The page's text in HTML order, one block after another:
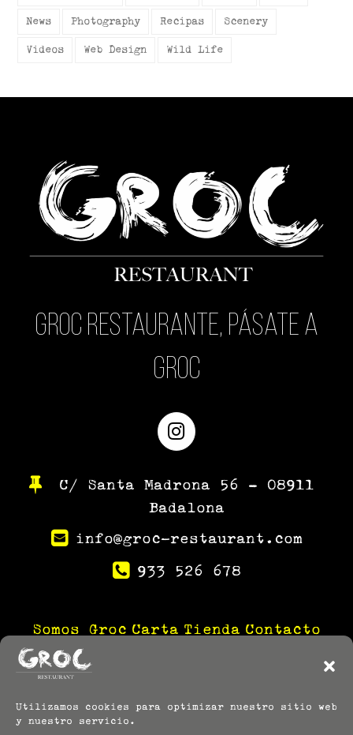
Utilizamos cookies para optimizar nuestro sitio web
y nuestro servicio.
News Photography Recipas Scenery
Videos Web Design Wild Life
Groc Restaurante, pásate a
Groc
Instagram
C/ Santa Madrona 56 – 08911
Badalona
info@groc-restaurant.com
933 526 678
Somos Groc Carta Tienda Contacto